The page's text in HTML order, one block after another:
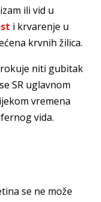
ili vid u
i krvarenje u
krvnih žilica.
niti gubitak
SR uglavnom
vremena
vida.
se ne može